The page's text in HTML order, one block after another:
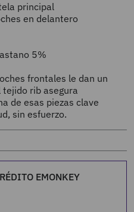
principal
en delantero
5%
frontales le dan un
rib asegura
de esas piezas clave
sin esfuerzo.
EMONKEY